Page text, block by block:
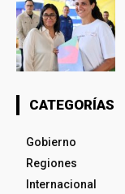
CATEGORÍAS
Gobierno
Regiones
Internacional